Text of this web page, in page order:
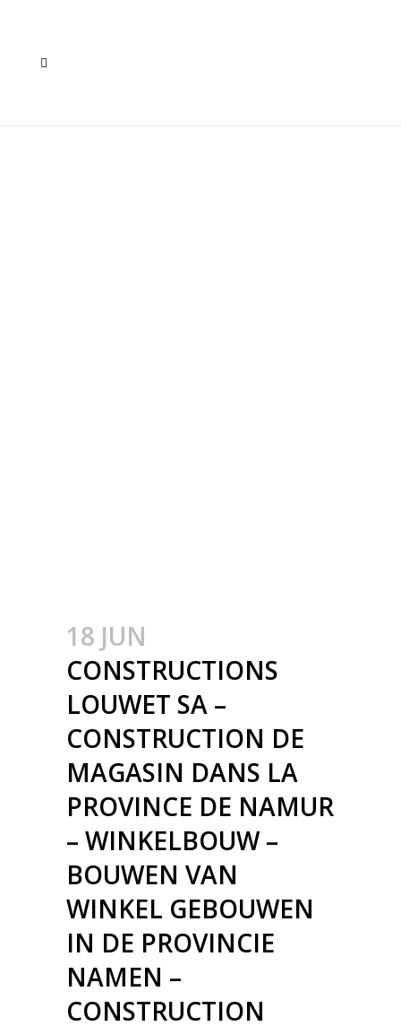
18 JUN
CONSTRUCTIONS
LOUWET SA –
CONSTRUCTION DE
MAGASIN DANS LA
PROVINCE DE NAMUR
– WINKELBOUW –
BOUWEN VAN
WINKEL GEBOUWEN
IN DE PROVINCIE
NAMEN –
CONSTRUCTION